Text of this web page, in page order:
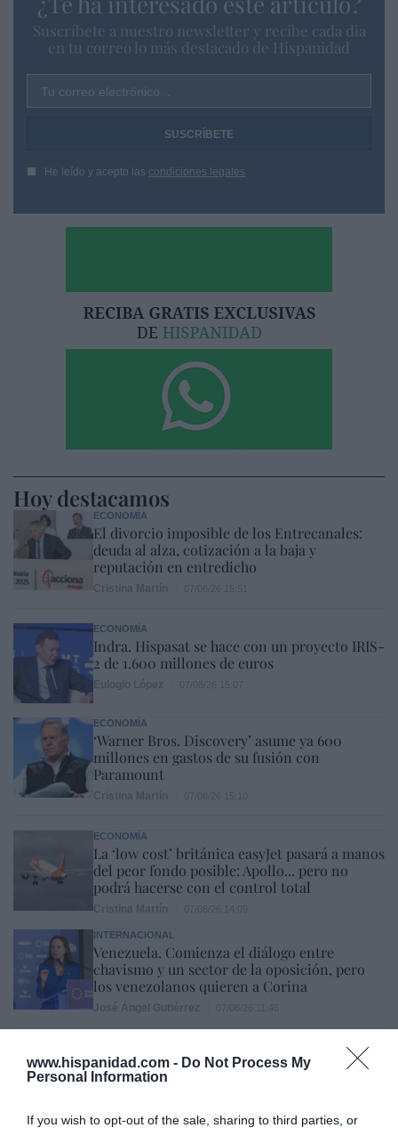
www.hispanidad.com - Do Not Process My
Personal Information
If you wish to opt-out of the sale, sharing to third parties, or
Suscríbete a nuestro newsletter y recibe cada dia
en tu correo lo más destacado de Hispanidad
Tu correo electrónico...
He leído y acepto las condiciones legales
Hoy destacamos
ECONOMÍA
El divorcio imposible de los Entrecanales:
deuda al alza, cotización a la baja y
reputación en entredicho
ECONOMÍA
Indra. Hispasat se hace con un proyecto IRIS-
2 de 1.600 millones de euros
ECONOMÍA
‘Warner Bros. Discovery’ asume ya 600
millones en gastos de su fusión con
Paramount
ECONOMÍA
La ‘low cost’ británica easyJet pasará a manos
del peor fondo posible: Apollo... pero no
podrá hacerse con el control total
INTERNACIONAL
Venezuela. Comienza el diálogo entre
chavismo y un sector de la oposición, pero
los venezolanos quieren a Corina
El ‘gran’ logro del ministro Puente: los
usuarios de tren de alta velocidad caen un
Cristina Martín 07/08/26 12:37